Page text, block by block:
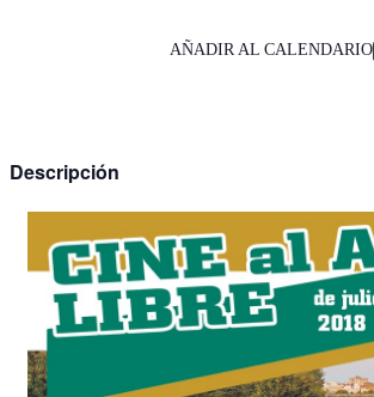
AÑADIR AL CALENDARIO
Descripción